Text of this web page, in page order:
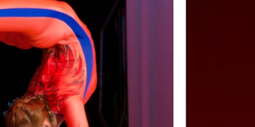
Инфо Контакты